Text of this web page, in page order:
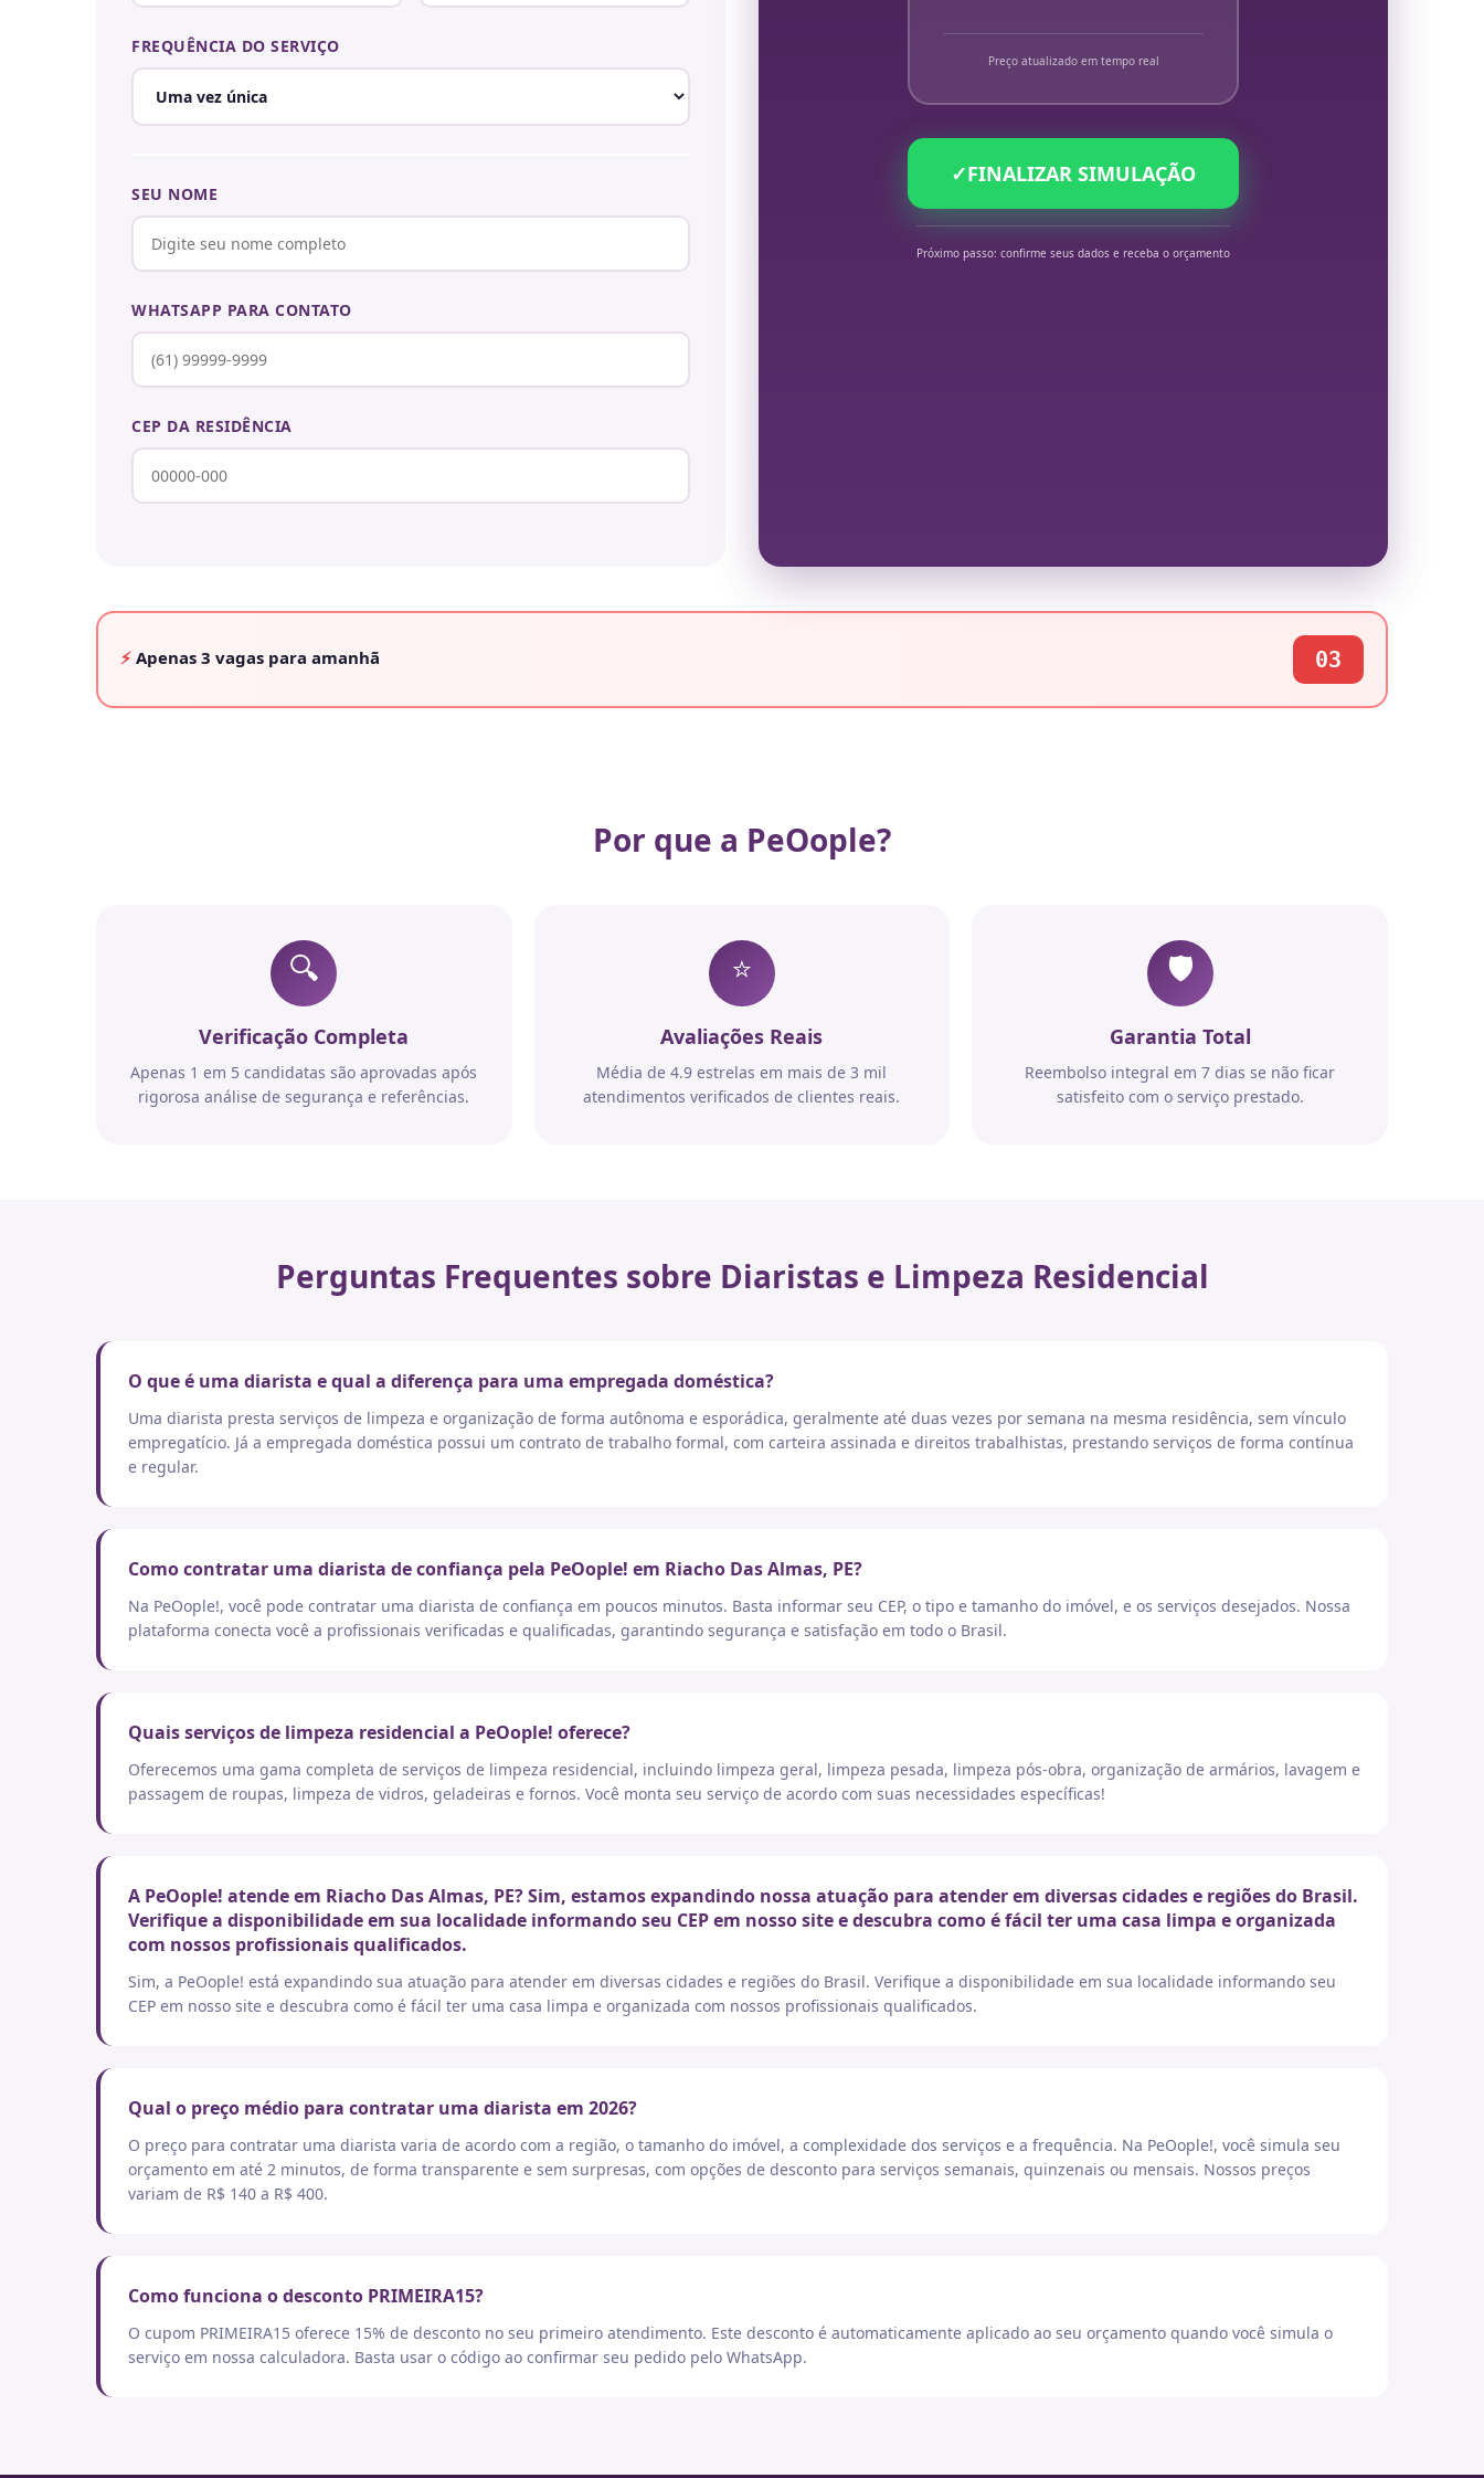
FREQUÊNCIA DO SERVIÇO
SEU NOME
WHATSAPP PARA CONTATO
CEP DA RESIDÊNCIA
Preço atualizado em tempo real
✓FINALIZAR SIMULAÇÃO
Próximo passo: confirme seus dados e receba o orçamento
⚡ Apenas 3 vagas para amanhã 03
Por que a PeOople?
🔍
Verificação Completa
Apenas 1 em 5 candidatas são aprovadas após
rigorosa análise de segurança e referências.
⭐
Avaliações Reais
Média de 4.9 estrelas em mais de 3 mil
atendimentos verificados de clientes reais.
🛡️
Garantia Total
Reembolso integral em 7 dias se não ficar
satisfeito com o serviço prestado.
Perguntas Frequentes sobre Diaristas e Limpeza Residencial
O que é uma diarista e qual a diferença para uma empregada doméstica?
Uma diarista presta serviços de limpeza e organização de forma autônoma e esporádica, geralmente até duas vezes por semana na mesma residência, sem vínculo
empregatício. Já a empregada doméstica possui um contrato de trabalho formal, com carteira assinada e direitos trabalhistas, prestando serviços de forma contínua
e regular.
Como contratar uma diarista de confiança pela PeOople! em Riacho Das Almas, PE?
Na PeOople!, você pode contratar uma diarista de confiança em poucos minutos. Basta informar seu CEP, o tipo e tamanho do imóvel, e os serviços desejados. Nossa
plataforma conecta você a profissionais verificadas e qualificadas, garantindo segurança e satisfação em todo o Brasil.
Quais serviços de limpeza residencial a PeOople! oferece?
Oferecemos uma gama completa de serviços de limpeza residencial, incluindo limpeza geral, limpeza pesada, limpeza pós-obra, organização de armários, lavagem e
passagem de roupas, limpeza de vidros, geladeiras e fornos. Você monta seu serviço de acordo com suas necessidades específicas!
A PeOople! atende em Riacho Das Almas, PE? Sim, estamos expandindo nossa atuação para atender em diversas cidades e regiões do Brasil.
Verifique a disponibilidade em sua localidade informando seu CEP em nosso site e descubra como é fácil ter uma casa limpa e organizada
com nossos profissionais qualificados.
Sim, a PeOople! está expandindo sua atuação para atender em diversas cidades e regiões do Brasil. Verifique a disponibilidade em sua localidade informando seu
CEP em nosso site e descubra como é fácil ter uma casa limpa e organizada com nossos profissionais qualificados.
Qual o preço médio para contratar uma diarista em 2026?
O preço para contratar uma diarista varia de acordo com a região, o tamanho do imóvel, a complexidade dos serviços e a frequência. Na PeOople!, você simula seu
orçamento em até 2 minutos, de forma transparente e sem surpresas, com opções de desconto para serviços semanais, quinzenais ou mensais. Nossos preços
variam de R$ 140 a R$ 400.
Como funciona o desconto PRIMEIRA15?
O cupom PRIMEIRA15 oferece 15% de desconto no seu primeiro atendimento. Este desconto é automaticamente aplicado ao seu orçamento quando você simula o
serviço em nossa calculadora. Basta usar o código ao confirmar seu pedido pelo WhatsApp.